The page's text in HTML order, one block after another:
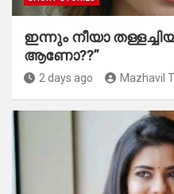
ഇന്നും നീയാ
ആണോ??”
2 days ago Mazhavil